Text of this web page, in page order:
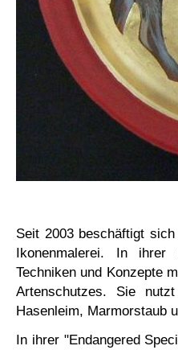
Seit 2003 beschäftigt
Ikonenmalerei. In
Techniken und Konzepte
Artenschutzes. Sie
Hasenleim, Marmorstaub
In ihrer "Endangered